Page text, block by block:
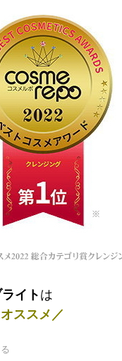
イト は
ススメ／